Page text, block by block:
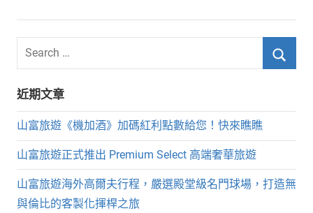
Search
for:
近期文章
山富旅遊《機加酒》加碼紅利點數給您！快來瞧瞧
山富旅遊正式推出 Premium Select 高端奢華旅遊
山富旅遊海外高爾夫行程，嚴選殿堂級名門球場，打造無
與倫比的客製化揮桿之旅